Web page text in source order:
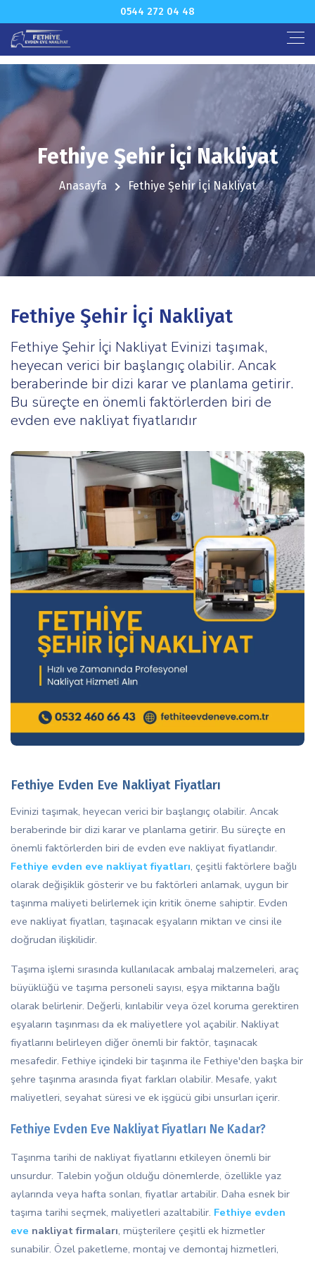
0544 272 04 48
Fethiye Şehir İçi Nakliyat
Anasayfa Fethiye Şehir İçi Nakliyat
Fethiye Şehir İçi Nakliyat
Fethiye Şehir İçi Nakliyat Evinizi taşımak,
heyecan verici bir başlangıç olabilir. Ancak
beraberinde bir dizi karar ve planlama getirir.
Bu süreçte en önemli faktörlerden biri de
evden eve nakliyat fiyatlarıdır
Fethiye Evden Eve Nakliyat Fiyatları
Evinizi taşımak, heyecan verici bir başlangıç olabilir. Ancak
beraberinde bir dizi karar ve planlama getirir. Bu süreçte en
önemli faktörlerden biri de evden eve nakliyat fiyatlarıdır.
Fethiye evden eve nakliyat fiyatları, çeşitli faktörlere bağlı
olarak değişiklik gösterir ve bu faktörleri anlamak, uygun bir
taşınma maliyeti belirlemek için kritik öneme sahiptir. Evden
eve nakliyat fiyatları, taşınacak eşyaların miktarı ve cinsi ile
doğrudan ilişkilidir.
Taşıma işlemi sırasında kullanılacak ambalaj malzemeleri, araç
büyüklüğü ve taşıma personeli sayısı, eşya miktarına bağlı
olarak belirlenir. Değerli, kırılabilir veya özel koruma gerektiren
eşyaların taşınması da ek maliyetlere yol açabilir. Nakliyat
fiyatlarını belirleyen diğer önemli bir faktör, taşınacak
mesafedir. Fethiye içindeki bir taşınma ile Fethiye'den başka bir
şehre taşınma arasında fiyat farkları olabilir. Mesafe, yakıt
maliyetleri, seyahat süresi ve ek işgücü gibi unsurları içerir.
Fethiye Evden Eve Nakliyat Fiyatları Ne Kadar?
Taşınma tarihi de nakliyat fiyatlarını etkileyen önemli bir
unsurdur. Talebin yoğun olduğu dönemlerde, özellikle yaz
aylarında veya hafta sonları, fiyatlar artabilir. Daha esnek bir
taşıma tarihi seçmek, maliyetleri azaltabilir. Fethiye evden
eve nakliyat firmaları, müşterilere çeşitli ek hizmetler
sunabilir. Özel paketleme, montaj ve demontaj hizmetleri,